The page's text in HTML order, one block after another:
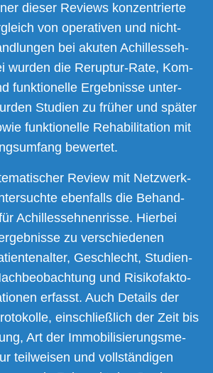
die­ser Reviews kon­zen­trier­te
von ope­ra­ti­ven und nicht-
bei aku­ten Achil­les­seh­
wur­den die Rerup­tur-Rate, Kom­
funk­tio­nel­le Ergeb­nis­se unter­
Stu­di­en zu frü­her und spä­ter
funk­tio­nel­le Reha­bi­li­ta­ti­on mit
bewertet.
Review mit Netz­werk-
eben­falls die Behand­
Achil­les­seh­nen­ris­se. Hier­bei
zu ver­schie­de­nen
Geschlecht, Stu­di­en­
und Risi­ko­fak­to­
erfasst. Auch Details der
ein­schließ­lich der Zeit bis
Art der Immo­bi­li­sie­rungs­me­
teil­wei­sen und voll­stän­di­gen